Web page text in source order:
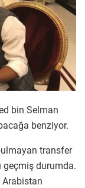
bin Selman
benziyor.
transfer
geçmiş durumda.
Arabistan